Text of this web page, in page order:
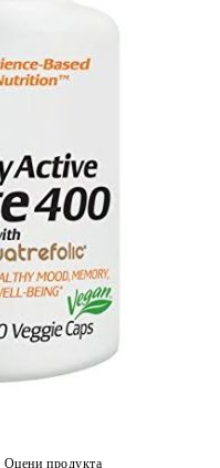
Оцени продукта